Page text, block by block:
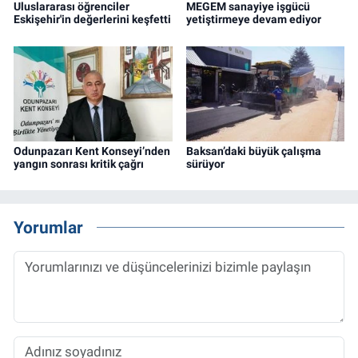
Uluslararası öğrenciler
Eskişehir'in değerlerini keşfetti
MEGEM sanayiye işgücü
yetiştirmeye devam ediyor
Odunpazarı Kent Konseyi’nden
yangın sonrası kritik çağrı
Baksan’daki büyük çalışma
sürüyor
Yorumlar